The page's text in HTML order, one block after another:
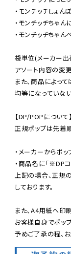
・モンチッチしょん
・モンチッチちゃん
・モンチッチちゃん
袋単位(メーカー
アソート内容の変
また、商品によっ
均等になっていな
【DP/POPについて】
正規ポップは先着
・メーカーからポ
・商品名に「※DP
上記の場合、正規
しております。
また、A4用紙へ印
お客様自身でポッ
予めご了承の程、お